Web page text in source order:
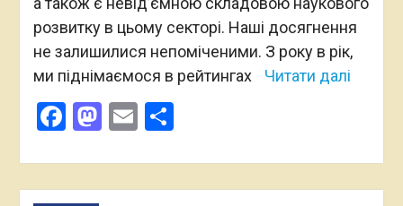
розвитку в цьому секторі. Наші досягнення
не залишилися непоміченими. З року в рік,
ми піднімаємося в рейтингах
Читати далі
Facebook
Mastodon
EmailПоділитися